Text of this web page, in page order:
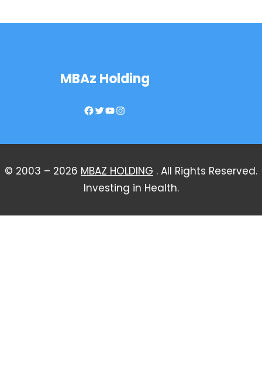
MBAz Holding
Facebook Twitter YouTube Instagram
© 2003 – 2026 MBAZ HOLDING . All Rights Reserved.
Investing in Health.